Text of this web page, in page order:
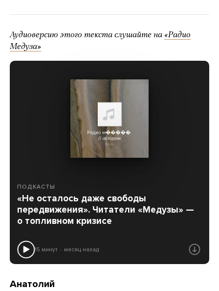
Аудиоверсию этого текста слушайте на «Радио
Медуза»
ПОДКАСТЫ
«Не осталось даже свободы
передвижения». Читатели «Медузы» —
о топливном кризисе
15 минут месяц назад
Анатолий